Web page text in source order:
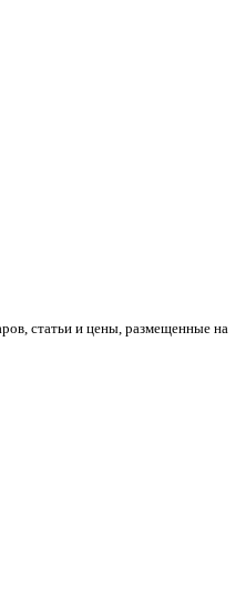
статьи и цены, размещенные на